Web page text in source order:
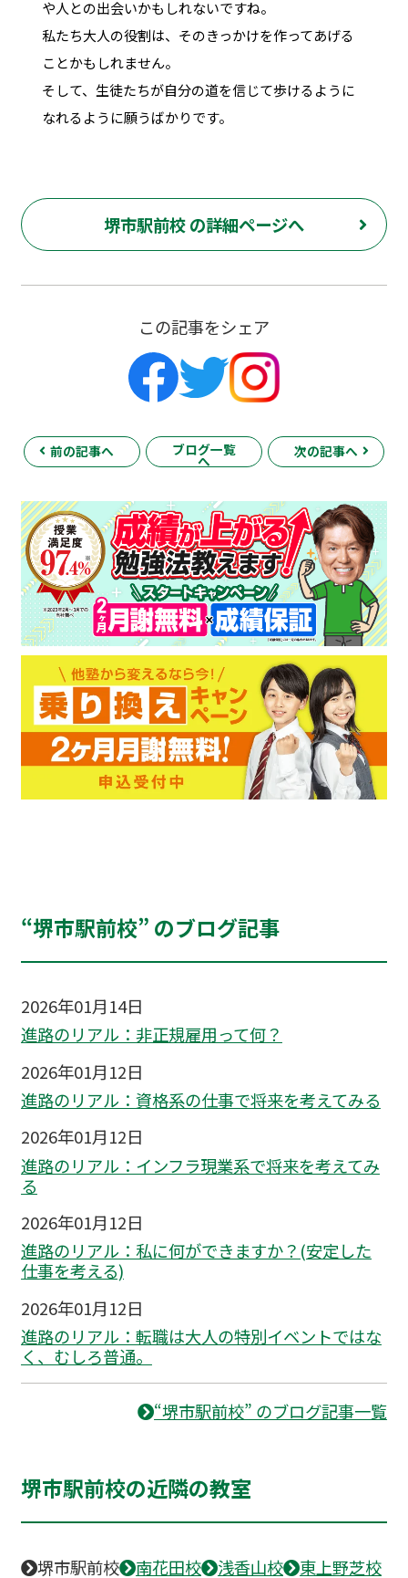
や人との出会いかもしれないですね。
私たち大人の役割は、そのきっかけを作ってあげる
ことかもしれません。
そして、生徒たちが自分の道を信じて歩けるように
なれるように願うばかりです。
堺市駅前校 の詳細ページへ
この記事をシェア
前の記事へ ブログ一覧
へ
次の記事へ
“堺市駅前校” のブログ記事
2026年01月14日
進路のリアル：非正規雇用って何？
2026年01月12日
進路のリアル：資格系の仕事で将来を考えてみる
2026年01月12日
進路のリアル：インフラ現業系で将来を考えてみ
る
2026年01月12日
進路のリアル：私に何ができますか？(安定した
仕事を考える)
2026年01月12日
進路のリアル：転職は大人の特別イベントではな
く、むしろ普通。
“堺市駅前校” のブログ記事一覧
堺市駅前校の近隣の教室
堺市駅前校 南花田校 浅香山校
東上野芝校